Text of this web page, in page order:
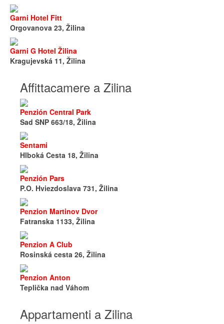
Garni Hotel Fitt
Orgovanova 23, Žilina
Garni G Hotel Žilina
Kragujevská 11, Žilina
Affittacamere a Zilina
Penzión Central Park
Sad SNP 663/18, Žilina
Sentami
Hlboká Cesta 18, Žilina
Penzión Pars
P.O. Hviezdoslava 731, Žilina
Penzion Martinov Dvor
Fatranska 1133, Žilina
Penzion A Club
Rosinská cesta 26, Žilina
Penzion Anton
Teplička nad Váhom
Appartamenti a Zilina